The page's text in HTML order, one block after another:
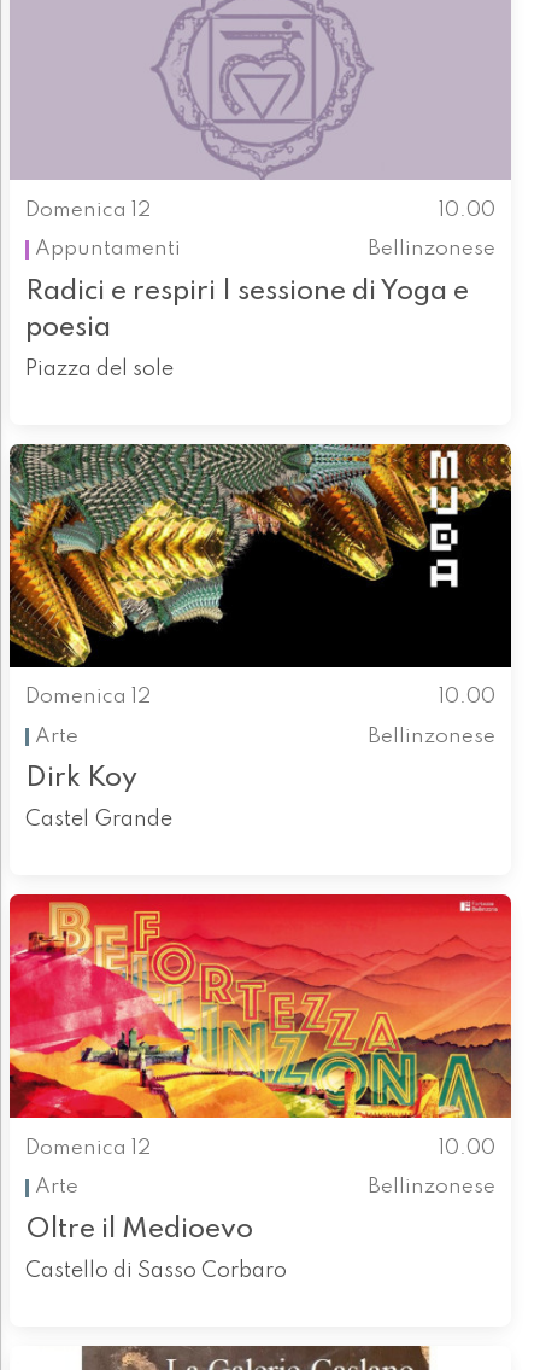
Domenica 12
10.00
Appuntamenti
Bellinzonese
Radici e respiri | sessione di Yoga e
poesia
Piazza del sole
Domenica 12
10.00
Arte
Bellinzonese
Dirk Koy
Castel Grande
Domenica 12
10.00
Arte
Bellinzonese
Oltre il Medioevo
Castello di Sasso Corbaro